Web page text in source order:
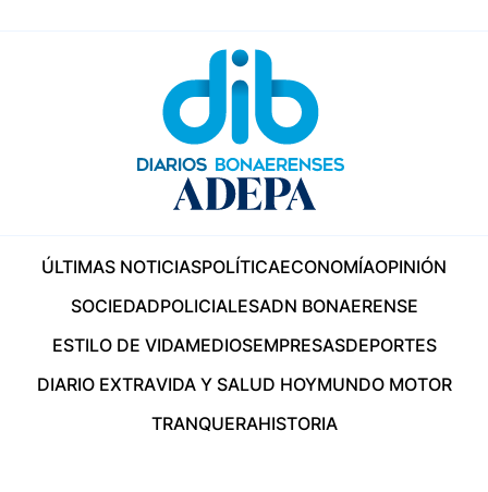
ÚLTIMAS NOTICIASPOLÍTICAECONOMÍAOPINIÓN
SOCIEDADPOLICIALESADN BONAERENSE
ESTILO DE VIDAMEDIOSEMPRESASDEPORTES
DIARIO EXTRAVIDA Y SALUD HOYMUNDO MOTOR
TRANQUERAHISTORIA